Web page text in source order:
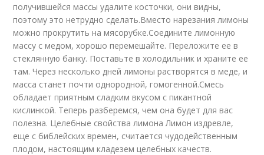
получившейся массы удалите косточки, они видны,
поэтому это нетрудно сделать.Вместо нарезания лимоны
можно прокрутить на мясорубке.Соедините лимонную
массу с медом, хорошо перемешайте. Переложите ее в
стеклянную банку. Поставьте в холодильник и храните ее
там. Через несколько дней лимоны растворятся в меде, и
масса станет почти однородной, гомогенной.Смесь
обладает приятным сладким вкусом с пикантной
кислинкой. Теперь разберемся, чем она будет для вас
полезна. Целебные свойства лимона Лимон издревле,
еще с библейских времен, считается чудодейственным
плодом, настоящим кладезем целебных качеств.